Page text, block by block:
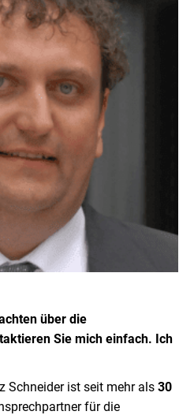
über die
Sie mich einfach. Ich
Schneider ist seit mehr als 30
für die